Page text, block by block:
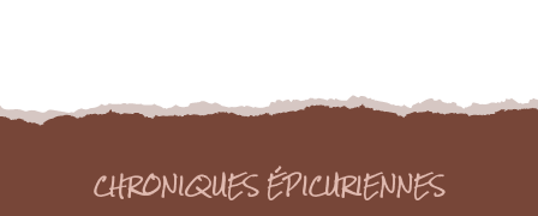
CHRONIQUES ÉPICURIENNES